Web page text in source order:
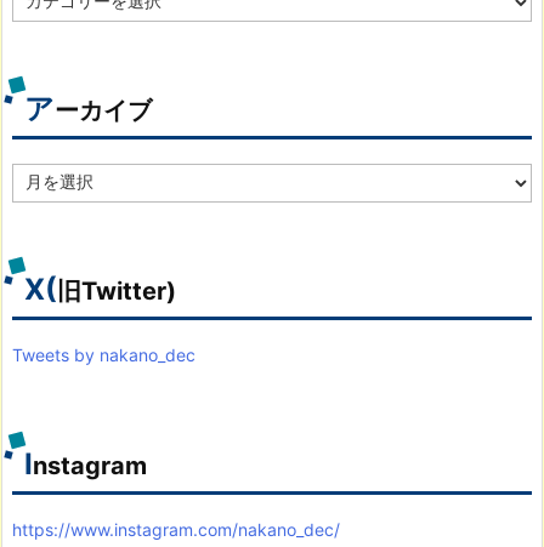
テ
別
アーカイブ
ー
ブ
X( 旧Twitter)
Tweets by nakano_dec
Instagram
https://www.instagram.com/nakano_dec/